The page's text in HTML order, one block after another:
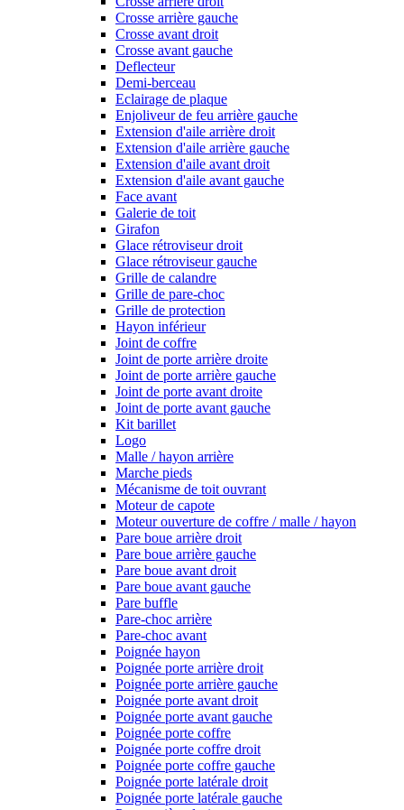
Crosse arrière gauche
Crosse avant droit
Crosse avant gauche
Deflecteur
Demi-berceau
Eclairage de plaque
Enjoliveur de feu arrière gauche
Extension d'aile arrière droit
Extension d'aile arrière gauche
Extension d'aile avant droit
Extension d'aile avant gauche
Face avant
Galerie de toit
Girafon
Glace rétroviseur droit
Glace rétroviseur gauche
Grille de calandre
Grille de pare-choc
Grille de protection
Hayon inférieur
Joint de coffre
Joint de porte arrière droite
Joint de porte arrière gauche
Joint de porte avant droite
Joint de porte avant gauche
Kit barillet
Logo
Malle / hayon arrière
Marche pieds
Mécanisme de toit ouvrant
Moteur de capote
Moteur ouverture de coffre / malle / hayon
Pare boue arrière droit
Pare boue arrière gauche
Pare boue avant droit
Pare boue avant gauche
Pare buffle
Pare-choc arrière
Pare-choc avant
Poignée hayon
Poignée porte arrière droit
Poignée porte arrière gauche
Poignée porte avant droit
Poignée porte avant gauche
Poignée porte coffre
Poignée porte coffre droit
Poignée porte coffre gauche
Poignée porte latérale droit
Poignée porte latérale gauche